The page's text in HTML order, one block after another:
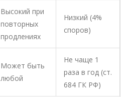
Высокий при
повторных
продлениях
Низкий (4%
споров)
Может быть
любой
Не чаще 1
раза в год (ст.
684 ГК РФ)